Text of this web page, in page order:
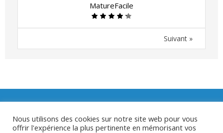
MatureFacile
Suivant »
Nous utilisons des cookies sur notre site web pour vous
offrir l'expérience la plus pertinente en mémorisant vos